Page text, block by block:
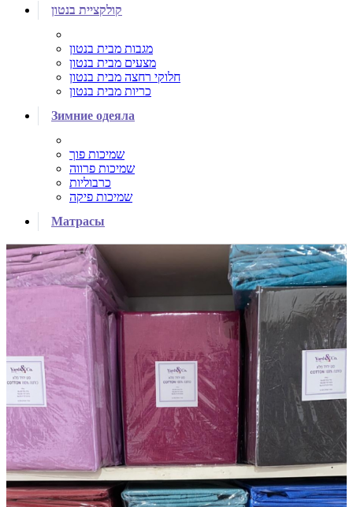
קולקציית בנטון
מגבות מבית בנטון
מצעים מבית בנטון
חלוקי רחצה מבית בנטון
כריות מבית בנטון
Зимние одеяла
שמיכות פוך
שמיכות פרווה
כרבוליות
שמיכות פיקה
Матрасы